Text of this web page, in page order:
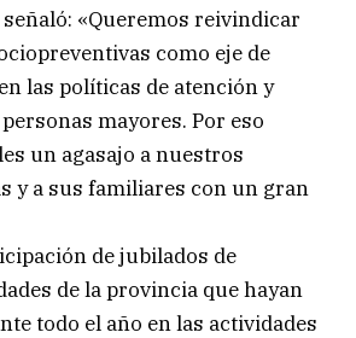
«Queremos reivindicar
como eje de
las políticas de atención y
mayores. Por eso
un agasajo a nuestros
y a sus familiares con un gran
de jubilados de
de la provincia que hayan
todo el año en las actividades